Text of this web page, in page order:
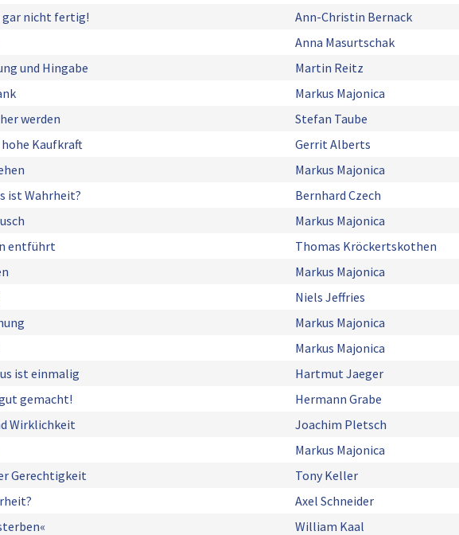
gar nicht fertig! Ann-Christin Bernack
Anna Masurtschak
und Hingabe Martin Reitz
Markus Majonica
werden Stefan Taube
Kaufkraft Gerrit Alberts
Markus Majonica
ist Wahrheit? Bernhard Czech
Markus Majonica
entführt Thomas Kröckertskothen
Markus Majonica
Niels Jeffries
Markus Majonica
Markus Majonica
ist einmalig Hartmut Jaeger
gemacht! Hermann Grabe
Wirklichkeit Joachim Pletsch
Markus Majonica
Gerechtigkeit Tony Keller
Axel Schneider
William Kaal